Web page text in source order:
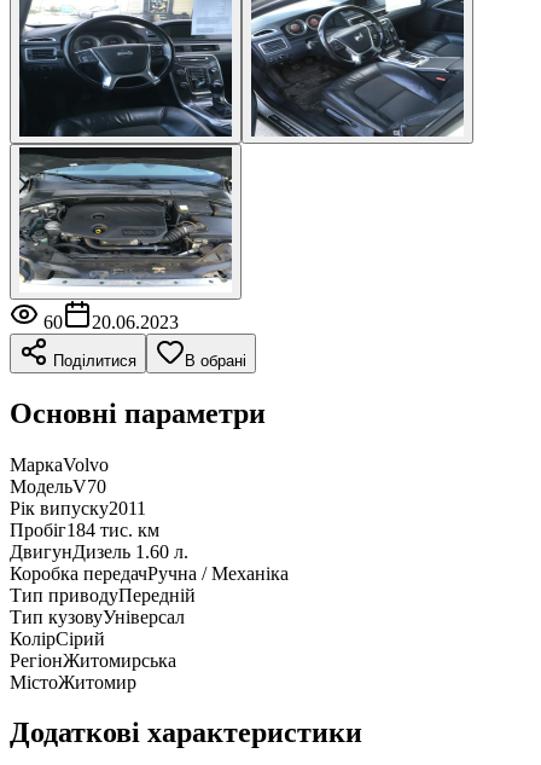
60 20.06.2023
Поділитися В обрані
Основні параметри
МаркаVolvo
МодельV70
Рік випуску2011
Пробіг184 тис. км
ДвигунДизель 1.60 л.
Коробка передачРучна / Механіка
Тип приводуПередній
Тип кузовуУніверсал
КолірСірий
РегіонЖитомирська
МістоЖитомир
Додаткові характеристики